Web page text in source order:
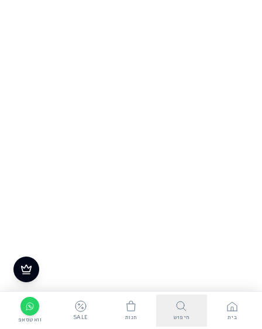
בית חיפוש חנות SALE וואטסאפ